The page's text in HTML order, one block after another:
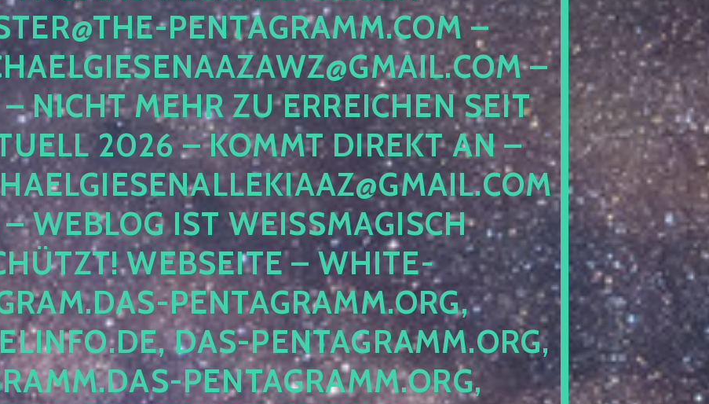
PENTAGRAMM.COM –
–
NICHT MEHR ZU ERREICHEN SEIT
2026 – KOMMT DIREKT AN –
WEBLOG IST WEISSMAGISCH G
WEBSEITE – WHITE-P
PENTAGRAMM.ORG, S
DAS-PENTAGRAMM.ORG, P
PENTAGRAMM.ORG, L